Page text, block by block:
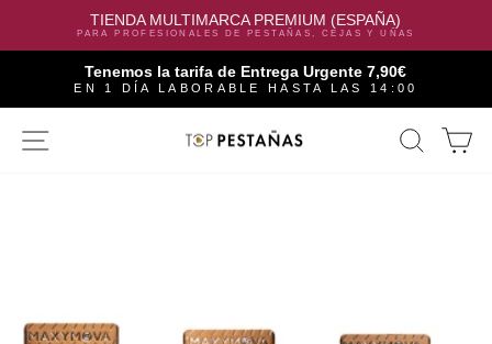
TIENDA MULTIMARCA PREMIUM (ESPAÑA)
PARA PROFESIONALES DE PESTAÑAS, CEJAS Y UÑAS
Tenemos la tarifa de Entrega Urgente 7,90€
EN 1 DÍA LABORABLE HASTA LAS 14:00
SITE NAVIGATION